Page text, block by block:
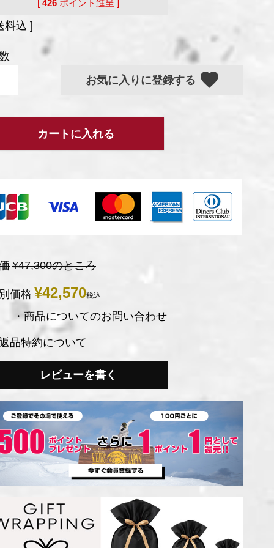
426 ポイント進呈 ]
料込
お気に入りに登録する
カートに入れる
¥47,300のところ
価格 ¥42,570税込
・商品についてのお問い合わせ
品特約について
レビューを書く